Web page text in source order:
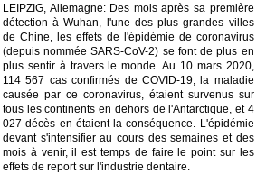
LEIPZIG, Allemagne: Des mois après sa première
détection à Wuhan, l'une des plus grandes villes
de Chine, les effets de l'épidémie de coronavirus
(depuis nommée SARS-CoV-2) se font de plus en
plus sentir à travers le monde. Au 10 mars 2020,
114 567 cas confirmés de COVID-19, la maladie
causée par ce coronavirus, étaient survenus sur
tous les continents en dehors de l'Antarctique, et 4
027 décès en étaient la conséquence. L'épidémie
devant s'intensifier au cours des semaines et des
mois à venir, il est temps de faire le point sur les
effets de report sur l'industrie dentaire.